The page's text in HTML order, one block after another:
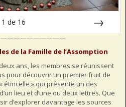
1 de 16
de la Famille de l’Assomption
ans, les membres se réunissent
pour découvrir un premier fruit de
étincelle » qui présente un des
lieu et d’une ou deux lettres. Que
d’explorer davantage les sources